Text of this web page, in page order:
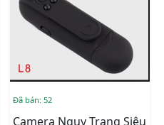
Đã bán: 52
Camera Ngụy Trang Siêu